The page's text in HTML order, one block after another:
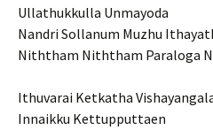
Ullathukkulla Unmayoda
Nandri Sollanum Muzhu
Niththam Niththam Paraloga
Ithuvarai Ketkatha
Innaikku Kettupputtaen